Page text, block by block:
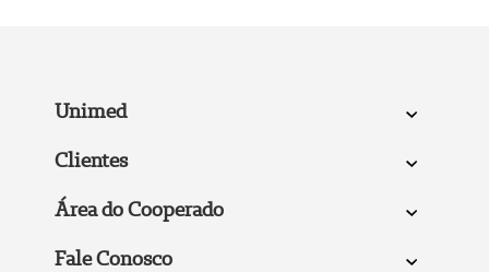
Unimed
Clientes
Área do Cooperado
Fale Conosco